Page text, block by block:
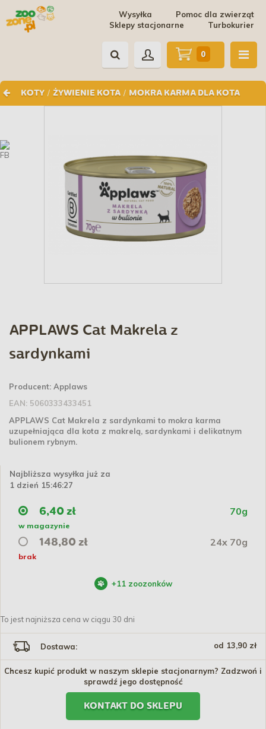
Pomoc dla zwierząt
Wysyłka
Turbokurier
Sklepy stacjonarne
KOTY / ŻYWIENIE KOTA / MOKRA KARMA DLA KOTA
0
APPLAWS Cat Makrela z
sardynkami
Producent: Applaws
EAN: 5060333433451
APPLAWS Cat Makrela z sardynkami to mokra karma
uzupełniająca dla kota z makrelą, sardynkami i delikatnym
bulionem rybnym.
Najbliższa wysyłka już za
1 dzień 15:46:27
6,40 zł 70g
w magazynie
148,80 zł 24x 70g
brak
+11 zoozonków
To jest najniższa cena w ciągu 30 dni
Dostawa: od 13,90 zł
Chcesz kupić produkt w naszym sklepie stacjonarnym? Zadzwoń i
sprawdź jego dostępność
KONTAKT DO SKLEPU